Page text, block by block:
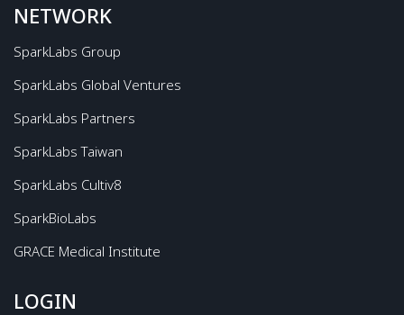
NETWORK
SparkLabs Group
SparkLabs Global Ventures
SparkLabs Partners
SparkLabs Taiwan
SparkLabs Cultiv8
SparkBioLabs
GRACE Medical Institute
LOGIN